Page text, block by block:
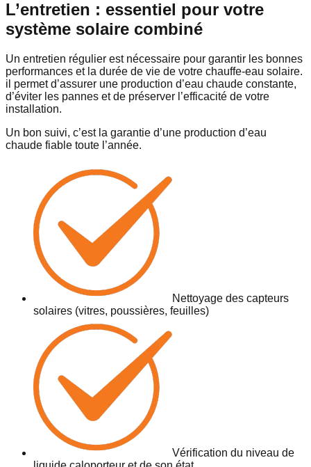
L’entretien : essentiel pour votre
système solaire combiné
Un entretien régulier est nécessaire pour garantir les bonnes
performances et la durée de vie de votre chauffe-eau solaire.
il permet d’assurer une production d’eau chaude constante,
d’éviter les pannes et de préserver l’efficacité de votre
installation.
Un bon suivi, c’estla garantie d’une production d’eau
chaude fiable toute l’année.
Nettoyage des capteurs
solaires (vitres, poussières, feuilles)
Vérification du niveau de